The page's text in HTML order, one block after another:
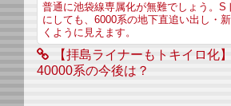
普通に池袋線専属化が無難でしょう。S
にしても、6000系の地下直追い出し・
くように見えます。
【拝島ライナーもトキイロ化
40000系の今後は？